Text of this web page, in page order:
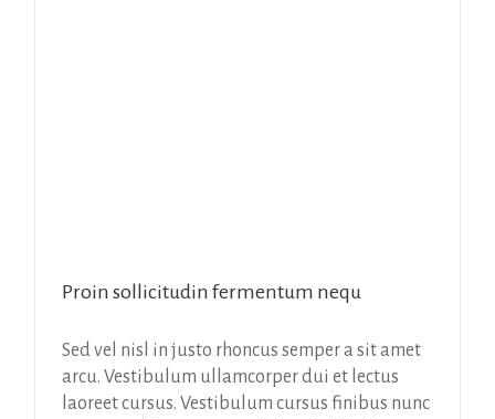
Proin sollicitudin fermentum nequ
Sed vel nisl in justo rhoncus semper a sit amet
arcu. Vestibulum ullamcorper dui et lectus
laoreet cursus. Vestibulum cursus finibus nunc